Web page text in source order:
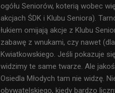
ogółu Seniorów, koterią wobec
akcjach ŚDK i Klubu Seniora).
łukiem omijają akcje z Klubu
zabawę z wnukami, czy nawet
Kwiatkowskiego. Jeśli pokazuje
widzimy te same twarze. Ale
Osiedla Młodych tam nie widzę.
obywatelskiego, kiedy bardzo